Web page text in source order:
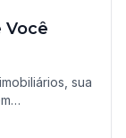
Você
sua